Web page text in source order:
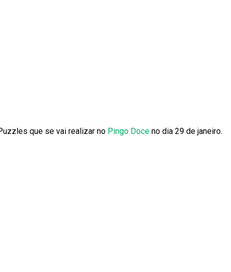
que se vai realizar no Pingo Doceno dia 29 de janeiro.